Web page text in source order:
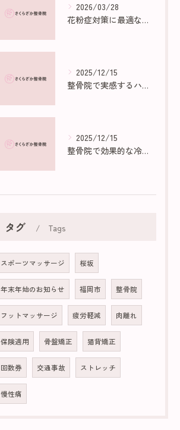
2026/03/28
花粉症対策に最適な部屋作りのポイント
2025/12/15
整骨院で実感するハイボルトの効果と仕組み
2025/12/15
整骨院で効果的な冷え性マッサージ法
タグ Tags
スポーツマッサージ 桜坂
年末年始のお知らせ 福岡市 整骨院
フットマッサージ 疲労軽減 肉離れ
保険適用 骨盤矯正 猫背矯正
回数券 交通事故 ストレッチ
慢性痛